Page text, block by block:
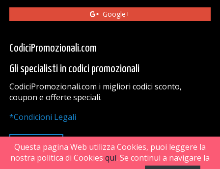
Google+
CodiciPromozionali.com
Gli specialisti in codici promozionali
CodiciPromozionali.com i migliori codici sconto,
coupon e offerte speciali.
*Condicioni Legali
VAI SU
Questa pagina Web utilizza Cookies, puoi leggere la
nostra politica di Cookies quí. Se continui a navigare la